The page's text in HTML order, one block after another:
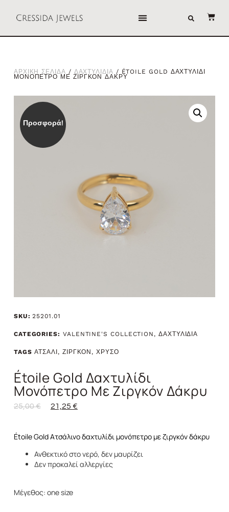
ΑΡΧΙΚΗ ΣΕΛΙΔΑ / ΔΑΧΤΥΛΙΔΙΑ / ÉTOILE GOLD ΔΑΧΤΥΛΙΔΙ
ΜΟΝΟΠΕΤΡΟ ΜΕ ΖΙΡΓΚΟΝ ΔΑΚΡΥ
Προσφορά!
SKU:25201.01
CATEGORIES: VALENTINE'S COLLECTION,ΔΑΧΤΥΛΙΔΙΑ
TAGS ΑΤΣΑΛΙ, ΖΙΡΓΚΟΝ,ΧΡΥΣΟ
Étoile Gold Δαχτυλίδι
Μονόπετρο Με Ζιργκόν Δάκρυ
25,00€ 21,25 €
Étoile Gold Ατσάλινο δαχτυλίδι μονόπετρο με ζιργκόν δάκρυ
Ανθεκτικό στο νερό, δεν μαυρίζει
Δεν προκαλεί αλλεργίες
Μέγεθος: one size